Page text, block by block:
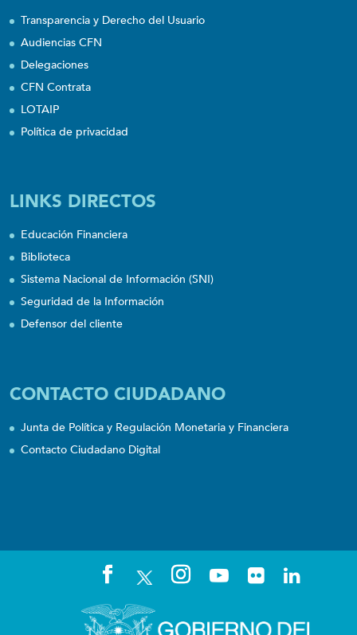
Transparencia y Derecho del Usuario
Audiencias CFN
Delegaciones
CFN Contrata
LOTAIP
Política de privacidad
LINKS DIRECTOS
Educación Financiera
Biblioteca
Sistema Nacional de Información (SNI)
Seguridad de la Información
Defensor del cliente
CONTACTO CIUDADANO
Junta de Política y Regulación Monetaria y Financiera
Contacto Ciudadano Digital